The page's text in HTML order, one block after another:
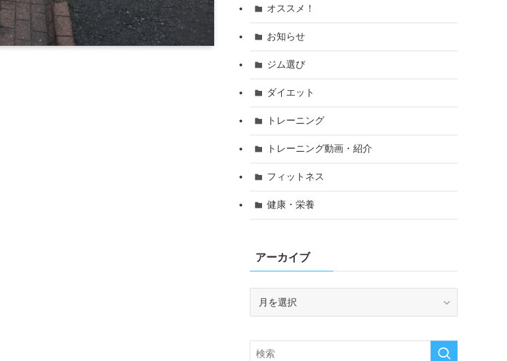
オススメ！
お知らせ
ジム選び
ダイエット
トレーニング
トレーニング動画・紹介
フィットネス
健康・栄養
アーカイブ
イ
ブ